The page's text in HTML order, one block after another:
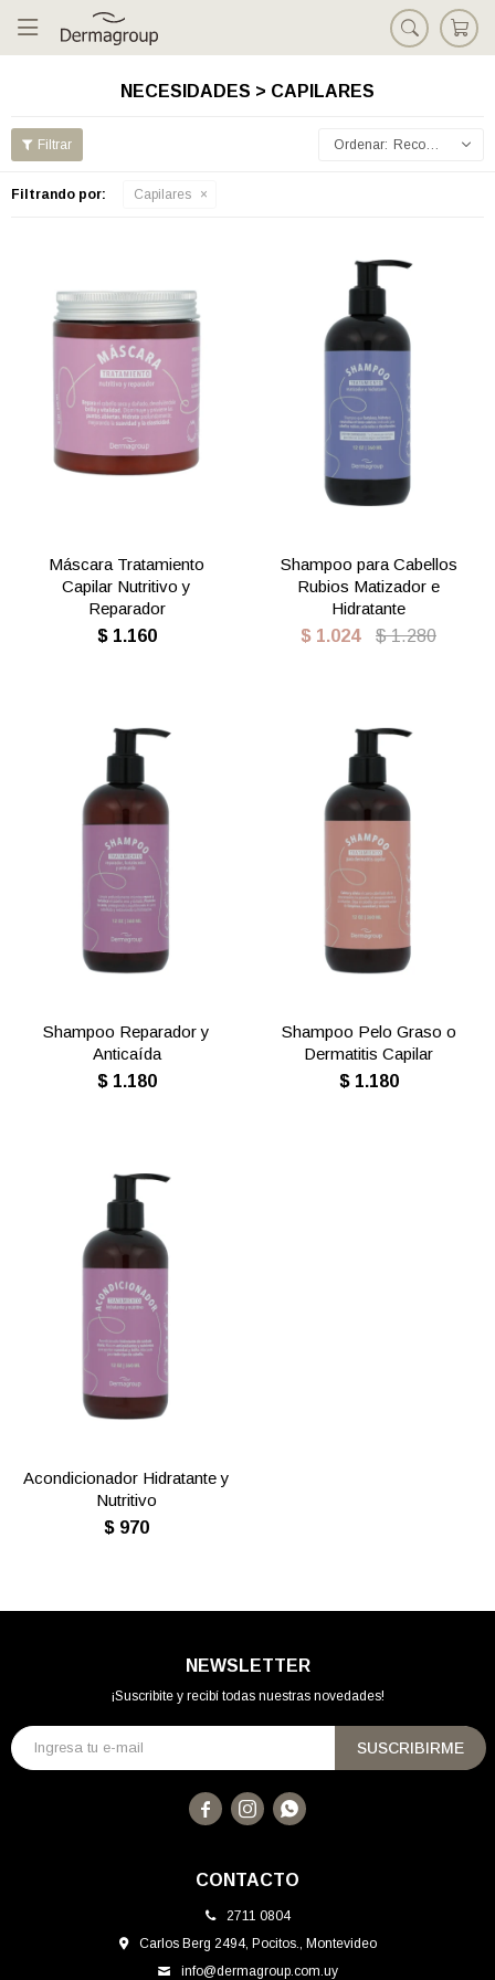

NECESIDADES > CAPILARES
Recomendados
Filtrando por: Capilares
Máscara Tratamiento
Capilar Nutritivo y
Reparador
$ 1.160
Shampoo para Cabellos
Rubios Matizador e
Hidratante
$ 1.024 $ 1.280
Shampoo Reparador y
Anticaída
$ 1.180
Shampoo Pelo Graso o
Dermatitis Capilar
$ 1.180
Acondicionador Hidratante y
Nutritivo
$ 970
CONTACTO
2711 0804
Carlos Berg 2494, Pocitos., Montevideo
info@dermagroup.com.uy
NEWSLETTER
¡Suscribite y recibí todas nuestras novedades!
SUSCRIBIRME
  